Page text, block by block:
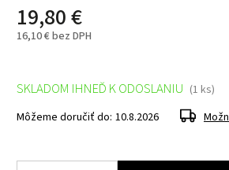
19,80 €
16,10 € bez DPH
SKLADOM IHNEĎ K ODOSLANIU (1 ks)
Môžeme doručiť do: 10.8.2026